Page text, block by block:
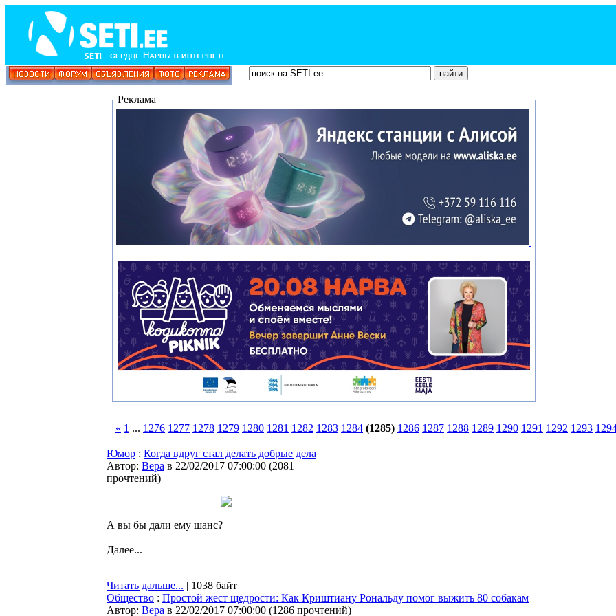
Реклама
« 1 ... 1276 1277 1278 1279 1280 1281 1282 1283 1284 (1285) 1286 1287 1288 1289 1290 1291 1292 1293
Юмор : Когда вдруг стал делать добрые дела
Автор: Bepa в 22/02/2017 07:00:00 (2081
прочтений)
А вы бы дали ему шанс?
Далее...
Читать дальше... | 1038 байт
Общество : Простой жест щедрости: Как Криштиану Рональду помог выжить 80 собакам
Автор: Bepa в 22/02/2017 07:00:00 (1286 прочтений)